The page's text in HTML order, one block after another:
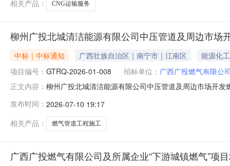
相关产品：
CNG运输服务
柳州广投北城清洁能源有限公司中压管道及周边市场
中标｜中标通知 广西壮族自治区｜南宁市｜江南区
能源化工
项目编号： GTRQ-2026-01-008 招标单位： 广西广投燃气有限公
正文内容： 柳州广投北城清洁能源有限公司中压管道及周边市场开
开发燃气管道工程施工项目标的公告起始时间：自本公
西广投燃气有限公司项
发布时间： 2026-07-10 19:17
相关产品：
燃气管道工程施工
广西广投燃气有限公司及所属企业“下游城镇燃气”项